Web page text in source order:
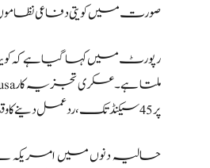
صورت میں کویتی دفاعی
رپورٹ میں کہا گیا ہے کہ
پر 45 سیکنڈ تک، ردعمل دینے کا وقت ہوتا ہے۔
حالیہ دنوں میں امریکہ نے